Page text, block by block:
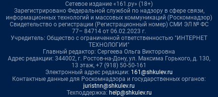
Сетевое издание «161.ру» (18+)
Зарегистрировано Федеральной службой по надзору в сфере связи,
информационных технологий и массовых коммуникаций (Роскомнадзор)
Свидетельство о регистрации (Регистрационный номер) СМИ ЭЛ № ФС
77– 84714 от 06.02.2023 г.
Учредитель: Общество с ограниченной ответственностью "ИНТЕРНЕТ
ТЕХНОЛОГИИ"
Главный редактор: Сергеева Ольга Викторовна
Адрес редакции: 344002, г. Ростов-на-Дону, ул. Максима Горького, д. 130,
13 этаж, +7 (918) 50-50-161
Электронный адрес редакции: 161@shkulev.ru
Контактные данные для Роскомнадзора и государственных органов:
juristnn@shkulev.ru
Техподдержка: help@shkulev.ru